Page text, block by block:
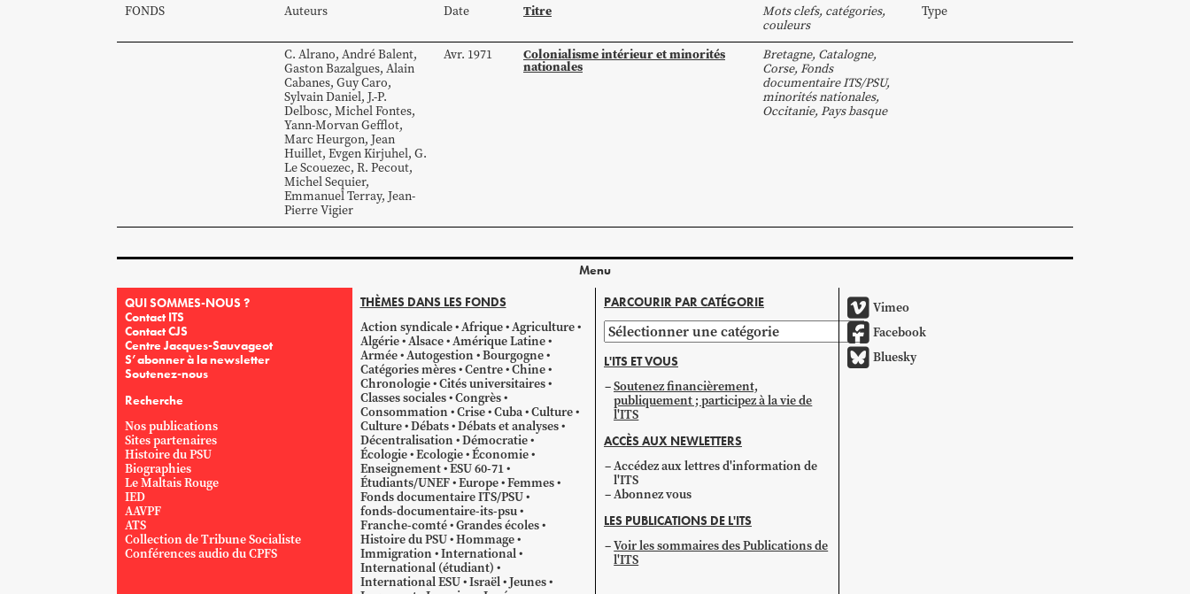
FONDS Auteurs Date Titre
Mots clefs, catégories,
couleurs
Type
C. Alrano, AndréBalent,
GastonBazalgues, Alain
Cabanes, GuyCaro,
SylvainDaniel, J.-P.
Delbosc, MichelFontes,
Yann-MorvanGefflot,
MarcHeurgon, Jean
Huillet, EvgenKirjuhel, G.
Le Scouezec, R. Pecout,
MichelSequier,
EmmanuelTerray, Jean-
PierreVigier
Avr. 1971 Colonialisme intérieur et minorités
nationales
Bretagne, Catalogne,
Corse, Fonds
documentaire ITS/PSU,
minorités nationales,
Occitanie, Pays basque
Menu
QUI SOMMES-NOUS ?
Contact ITS
Contact CJS
Centre Jacques-Sauvageot
S’abonner à la newsletter
Soutenez-nous
Recherche
Nos publications
Sites partenaires
Histoire du PSU
Biographies
Le Maltais Rouge
IED
AAVPF
ATS
Collection de Tribune Socialiste
Conférences audio du CPFS
THÈMES DANS LES FONDS
Action syndicale Afrique Agriculture
Algérie Alsace Amérique Latine
Armée Autogestion Bourgogne
Catégories mères Centre Chine
Chronologie Cités universitaires
Classes sociales Congrès
Consommation Crise Cuba Culture
Culture Débats Débats et analyses
Décentralisation Démocratie
Écologie Ecologie Économie
Enseignement ESU 60-71
Étudiants/UNEF Europe Femmes
Fonds documentaire ITS/PSU
fonds-documentaire-its-psu
Franche-comté Grandes écoles
Histoire du PSU Hommage
Immigration International
International (étudiant)
International ESU Israël Jeunes
PARCOURIR PAR CATÉGORIE
Parcourir
par
catégorie
L'ITS ET VOUS
Soutenez financièrement,
publiquement ; participez à la vie de
l'ITS
ACCÈS AUX NEWLETTERS
Accédez aux lettres d'information de
l'ITS
Abonnez vous
LES PUBLICATIONS DE L'ITS
Voir les sommaires des Publications de
l'ITS
Vimeo
Facebook
Bluesky